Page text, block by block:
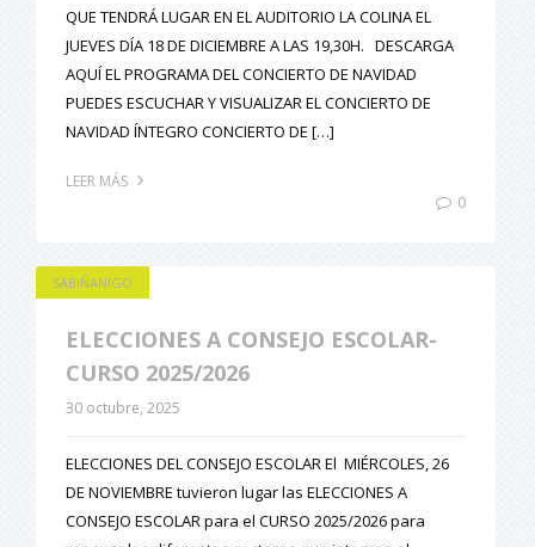
QUE TENDRÁ LUGAR EN EL AUDITORIO LA COLINA EL
JUEVES DÍA 18 DE DICIEMBRE A LAS 19,30H. DESCARGA
AQUÍ EL PROGRAMA DEL CONCIERTO DE NAVIDAD
PUEDES ESCUCHAR Y VISUALIZAR EL CONCIERTO DE
NAVIDAD ÍNTEGRO CONCIERTO DE […]
LEER MÁS
0
SABIÑANIGO
ELECCIONES A CONSEJO ESCOLAR-
CURSO 2025/2026
30 octubre, 2025
ELECCIONES DEL CONSEJO ESCOLAR El MIÉRCOLES, 26
DE NOVIEMBRE tuvieron lugar las ELECCIONES A
CONSEJO ESCOLAR para el CURSO 2025/2026 para